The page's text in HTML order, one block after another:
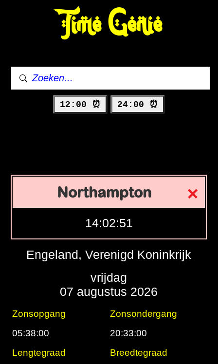
Time Genie
12:00 ⏰ 24:00 ⏰
Northampton
14:02:52
Engeland, Verenigd Koninkrijk
vrijdag
07 augustus 2026
Zonsopgang
Zonsondergang
05:38:00
20:33:00
Lengtegraad
Breedtegraad